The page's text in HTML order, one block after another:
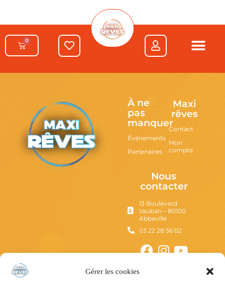
Gérer les cookies
0
À ne
pas
manquer
Événements
Partenaires
Maxi
rêves
Contact
Mon
compte
Nous
contacter
13 Boulevard
Vauban – 80100
Abbeville
03 22 28 56 02